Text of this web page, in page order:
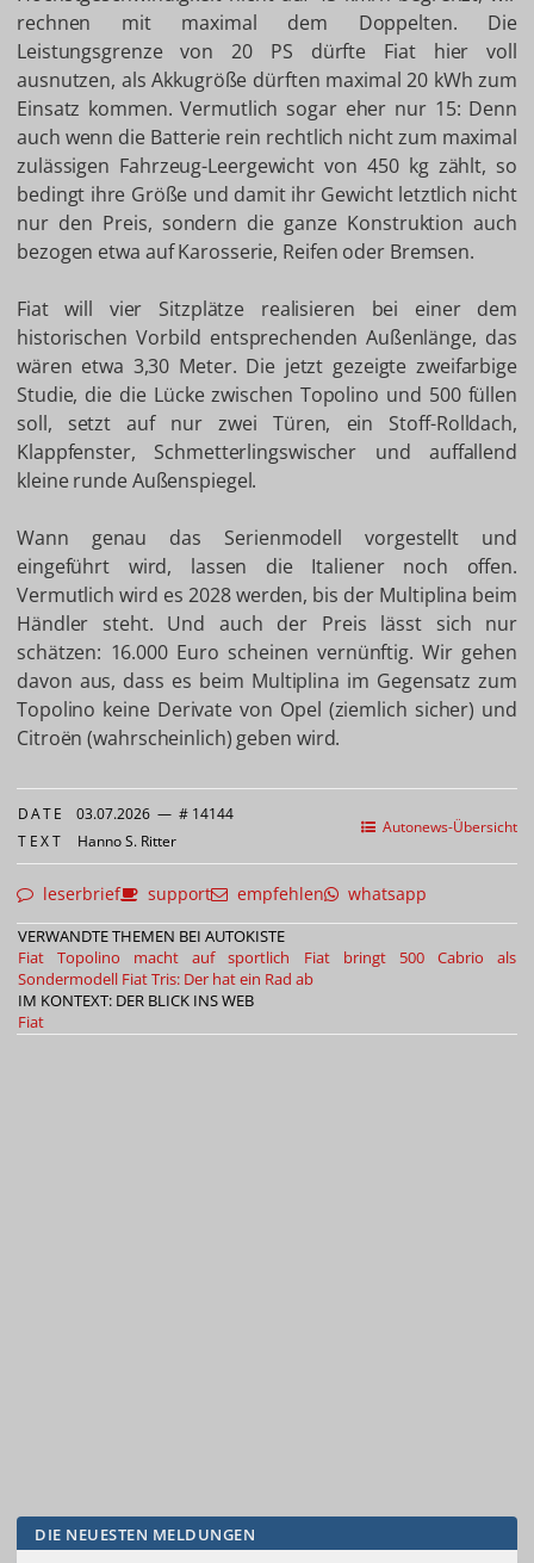
rechnen mit maximal dem Doppelten. Die
Leistungsgrenze von 20 PS dürfte Fiat hier voll
ausnutzen, als Akkugröße dürften maximal 20 kWh zum
Einsatz kommen. Vermutlich sogar eher nur 15: Denn
auch wenn die Batterie rein rechtlich nicht zum maximal
zulässigen Fahrzeug-Leergewicht von 450 kg zählt, so
bedingt ihre Größe und damit ihr Gewicht letztlich nicht
nur den Preis, sondern die ganze Konstruktion auch
bezogen etwa auf Karosserie, Reifen oder Bremsen.
Fiat will vier Sitzplätze realisieren bei einer dem
historischen Vorbild entsprechenden Außenlänge, das
wären etwa 3,30 Meter. Die jetzt gezeigte zweifarbige
Studie, die die Lücke zwischen Topolino und 500 füllen
soll, setzt auf nur zwei Türen, ein Stoff-Rolldach,
Klappfenster, Schmetterlingswischer und auffallend
kleine runde Außenspiegel.
Wann genau das Serienmodell vorgestellt und
eingeführt wird, lassen die Italiener noch offen.
Vermutlich wird es 2028 werden, bis der Multiplina beim
Händler steht. Und auch der Preis lässt sich nur
schätzen: 16.000 Euro scheinen vernünftig. Wir gehen
davon aus, dass es beim Multiplina im Gegensatz zum
Topolino keine Derivate von Opel (ziemlich sicher) und
Citroën (wahrscheinlich) geben wird.
Autonews-Übersicht
DATE 03.07.2026 — # 14144
TEXT Hanno S. Ritter
leserbrief support empfehlen whatsapp
VERWANDTE THEMEN BEI AUTOKISTE
Fiat Topolino macht auf sportlich
Fiat bringt 500 Cabrio als
Sondermodell Fiat Tris: Der hat ein Rad ab
IM KONTEXT: DER BLICK INS WEB
Fiat
DIE NEUESTEN MELDUNGEN